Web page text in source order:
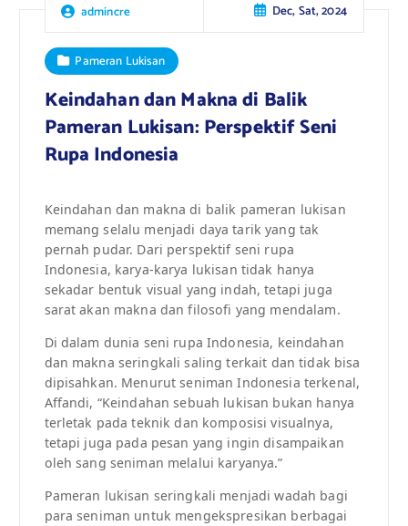
admincre Dec, Sat, 2024
Pameran Lukisan
Keindahan dan Makna di Balik
Pameran Lukisan: Perspektif Seni
Rupa Indonesia
Keindahan dan makna di balik pameran lukisan
memang selalu menjadi daya tarik yang tak
pernah pudar. Dari perspektif seni rupa
Indonesia, karya-karya lukisan tidak hanya
sekadar bentuk visual yang indah, tetapi juga
sarat akan makna dan filosofi yang mendalam.
Di dalam dunia seni rupa Indonesia, keindahan
dan makna seringkali saling terkait dan tidak bisa
dipisahkan. Menurut seniman Indonesia terkenal,
Affandi, “Keindahan sebuah lukisan bukan hanya
terletak pada teknik dan komposisi visualnya,
tetapi juga pada pesan yang ingin disampaikan
oleh sang seniman melalui karyanya.”
Pameran lukisan seringkali menjadi wadah bagi
para seniman untuk mengekspresikan berbagai